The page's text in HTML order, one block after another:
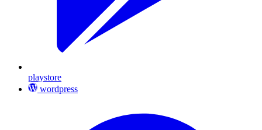
playstore
wordpress